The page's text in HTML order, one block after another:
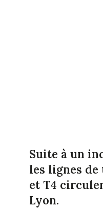
Suite à un
les lignes de
et T4
Lyon.